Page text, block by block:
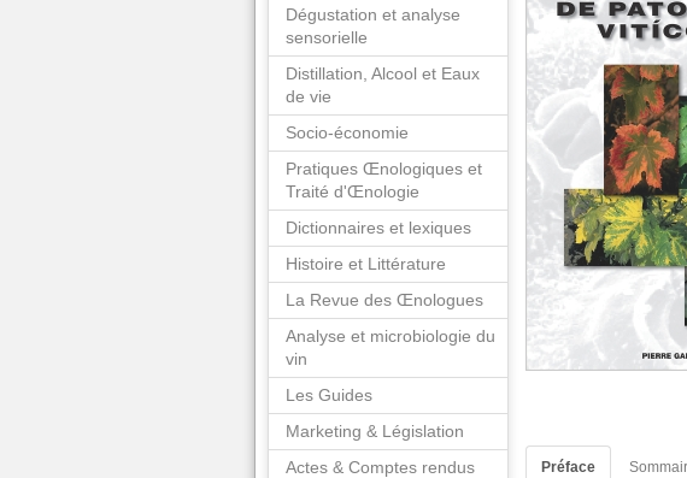
Préface
Dégustation et analyse
sensorielle
Distillation, Alcool et Eaux
de vie
Socio-économie
Pratiques Œnologiques et
Traité d'Œnologie
Dictionnaires et lexiques
Histoire et Littérature
La Revue des Œnologues
Analyse et microbiologie du
vin
Les Guides
Marketing & Législation
Actes & Comptes rendus